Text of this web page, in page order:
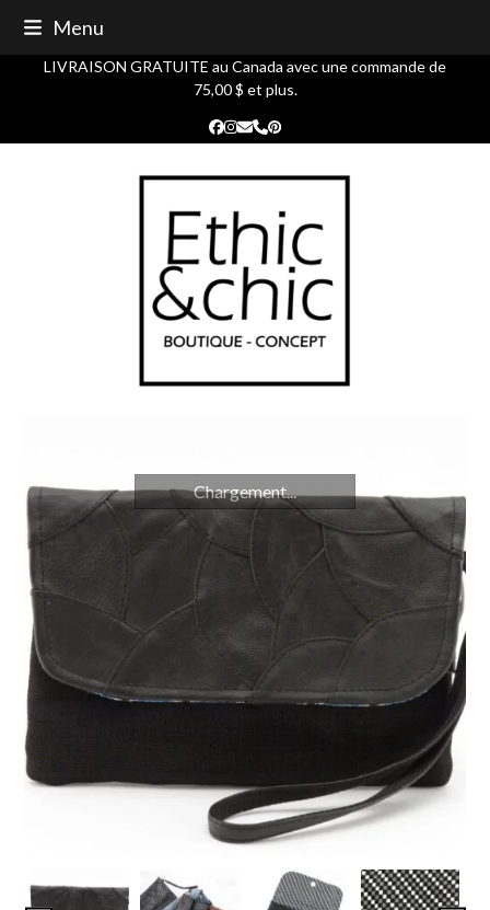
content
Menu
LIVRAISON GRATUITE au Canada avec une commande de
75,00 $ et plus.
Facebook
Instagram
Courriel
Phone
Pinterest
Chargement...